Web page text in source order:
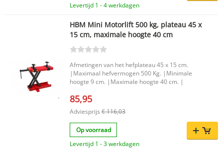
Levertijd 1 - 4 werkdagen
HBM Mini Motorlift 500 kg, plateau 45 x
15 cm, maximale hoogte 40 cm
Afmetingen van het hefplateau 45 x 15 cm.
|Maximaal hefvermogen 500 Kg. |Minimale
hoogte 9 cm. |Maximale hoogte 40 cm. |
85,95
Adviesprijs € 116,03
Op voorraad
Levertijd 1 - 3 werkdagen